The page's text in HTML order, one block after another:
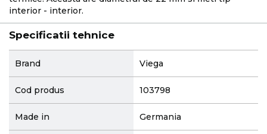
interior - interior.
Specificatii tehnice
Brand Viega
Cod produs 103798
Made in Germania